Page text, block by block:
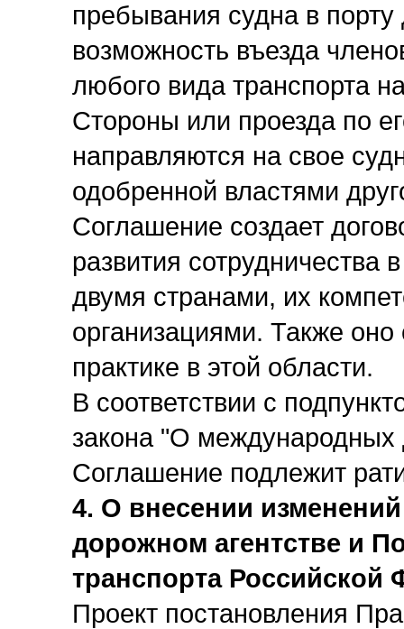
пребывания судна в
возможность въезда
любого вида транспорта
Стороны или проезда по
направляются на свое
одобренной властями
Соглашение создает
развития сотрудничества
двумя странами, их
организациями. Также оно
практике в этой области.
В соответствии с
закона "О международных
Соглашение подлежит
4. О внесении
дорожном агентстве и
транспорта Российской
Проект постановления